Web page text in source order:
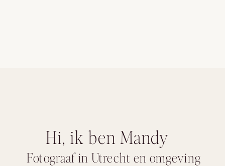
Hi, ik ben Mandy
Fotograaf in Utrecht en omgeving